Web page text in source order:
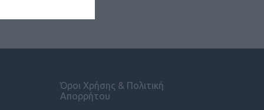
Όροι Χρήσης & Πολιτική
Απορρήτου